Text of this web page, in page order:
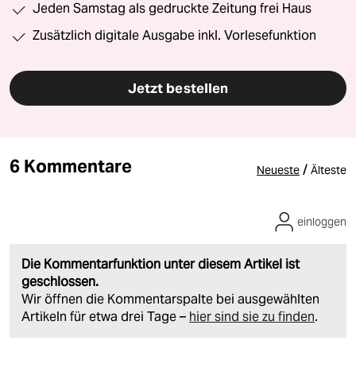
Jeden Samstag als gedruckte Zeitung frei Haus
Zusätzlich digitale Ausgabe inkl. Vorlesefunktion
Jetzt bestellen
6 Kommentare Neueste / Älteste
Die Kommentarfunktion unter diesem Artikel ist
geschlossen.
Wir öffnen die Kommentarspalte bei ausgewählten
Artikeln für etwa drei Tage – hier sind sie zu finden.
einloggen